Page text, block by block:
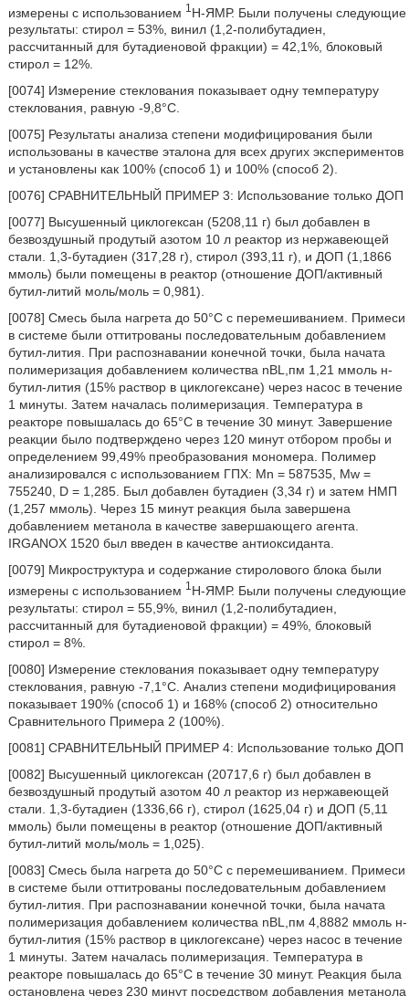
измерены с использованием 1 H-ЯМР. Были получены следующие
результаты: стирол = 53%, винил (1,2-полибутадиен,
рассчитанный для бутадиеновой фракции) = 42,1%, блоковый
стирол = 12%.
[0074] Измерение стеклования показывает одну температуру
стеклования, равную -9,8°C.
[0075] Результаты анализа степени модифицирования были
использованы в качестве эталона для всех других экспериментов
и установлены как 100% (способ 1) и 100% (способ 2).
[0076] СРАВНИТЕЛЬНЫЙ ПРИМЕР 3: Использование только ДОП
[0077] Высушенный циклогексан (5208,11 г) был добавлен в
безвоздушный продутый азотом 10 л реактор из нержавеющей
стали. 1,3-бутадиен (317,28 г), стирол (393,11 г), и ДОП (1,1866
ммоль) были помещены в реактор (отношение ДОП/активный
бутил-литий моль/моль = 0,981).
[0078] Смесь была нагрета до 50°С с перемешиванием. Примеси
в системе были оттитрованы последовательным добавлением
бутил-лития. При распознавании конечной точки, была начата
полимеризация добавлением количества nBL,пм 1,21 ммоль н-
бутил-лития (15% раствор в циклогексане) через насос в течение
1 минуты. Затем началась полимеризация. Температура в
реакторе повышалась до 65°C в течение 30 минут. Завершение
реакции было подтверждено через 120 минут отбором пробы и
определением 99,49% преобразования мономера. Полимер
анализировался с использованием ГПХ: Mn = 587535, Mw =
755240, D = 1,285. Был добавлен бутадиен (3,34 г) и затем НМП
(1,257 ммоль). Через 15 минут реакция была завершена
добавлением метанола в качестве завершающего агента.
IRGANOX 1520 был введен в качестве антиоксиданта.
[0079] Микроструктура и содержание стиролового блока были
измерены с использованием 1 H-ЯМР. Были получены следующие
результаты: стирол = 55,9%, винил (1,2-полибутадиен,
рассчитанный для бутадиеновой фракции) = 49%, блоковый
стирол = 8%.
[0080] Измерение стеклования показывает одну температуру
стеклования, равную -7,1°C. Анализ степени модифицирования
показывает 190% (способ 1) и 168% (способ 2) относительно
Сравнительного Примера 2 (100%).
[0081] СРАВНИТЕЛЬНЫЙ ПРИМЕР 4: Использование только ДОП
[0082] Высушенный циклогексан (20717,6 г) был добавлен в
безвоздушный продутый азотом 40 л реактор из нержавеющей
стали. 1,3-бутадиен (1336,66 г), стирол (1625,04 г) и ДОП (5,11
ммоль) были помещены в реактор (отношение ДОП/активный
бутил-литий моль/моль = 1,025).
[0083] Смесь была нагрета до 50°С с перемешиванием. Примеси
в системе были оттитрованы последовательным добавлением
бутил-лития. При распознавании конечной точки, была начата
полимеризация добавлением количества nBL,пм 4,8882 ммоль н-
бутил-лития (15% раствор в циклогексане) через насос в течение
1 минуты. Затем началась полимеризация. Температура в
реакторе повышалась до 65°C в течение 30 минут. Реакция была
остановлена через 230 минут посредством добавления метанола